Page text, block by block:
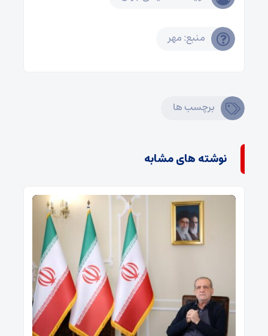
منبع: مهر
برچسب ها
نوشته های مشابه